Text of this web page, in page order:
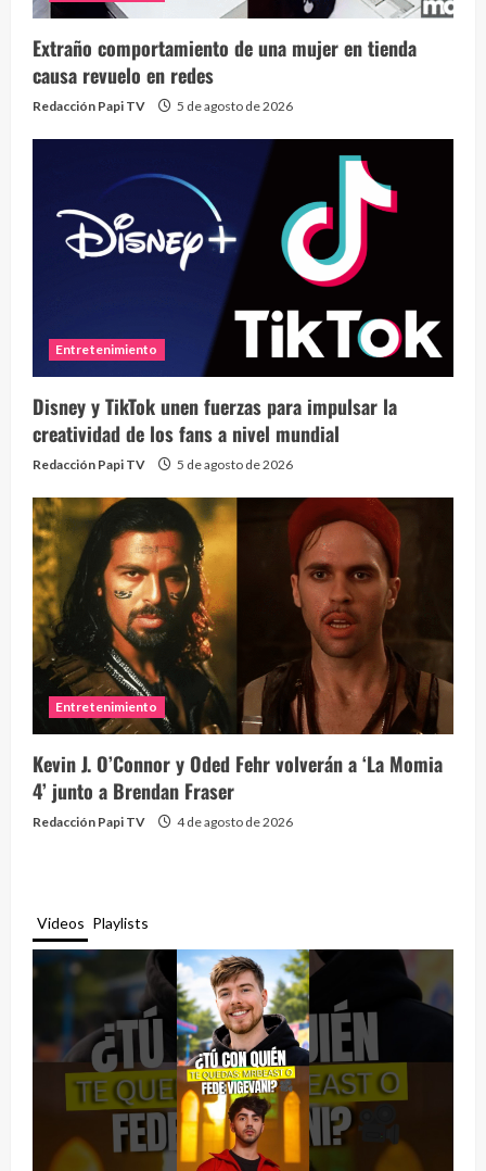
Extraño comportamiento de una mujer en tienda
causa revuelo en redes
Redacción Papi TV 5 de agosto de 2026
Entretenimiento
Disney y TikTok unen fuerzas para impulsar la
creatividad de los fans a nivel mundial
Redacción Papi TV 5 de agosto de 2026
Entretenimiento
Kevin J. O’Connor y Oded Fehr volverán a ‘La Momia
4’ junto a Brendan Fraser
Redacción Papi TV 4 de agosto de 2026
Videos Playlists